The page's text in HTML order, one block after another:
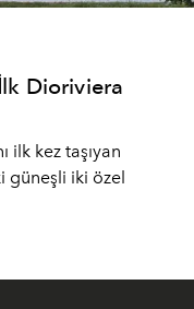
Dioriviera
ilk kez taşıyan
güneşli iki özel